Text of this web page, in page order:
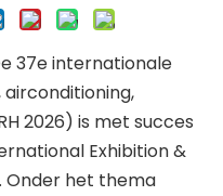
37e internationale
2026) is met succes
Exhibition &
Onder het thema